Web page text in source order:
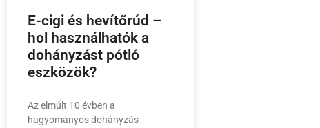
E-cigi és hevítőrúd –
hol használhatók a
dohányzást pótló
eszközök?
Az elmúlt 10 évben a
hagyományos dohányzás